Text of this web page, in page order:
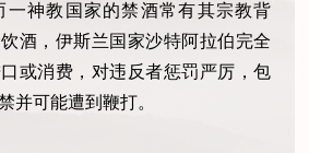
一神教国家的禁酒常有其宗教背
酒，伊斯兰国家沙特阿拉伯完全
或消费，对违反者惩罚严厉，包
并可能遭到鞭打。